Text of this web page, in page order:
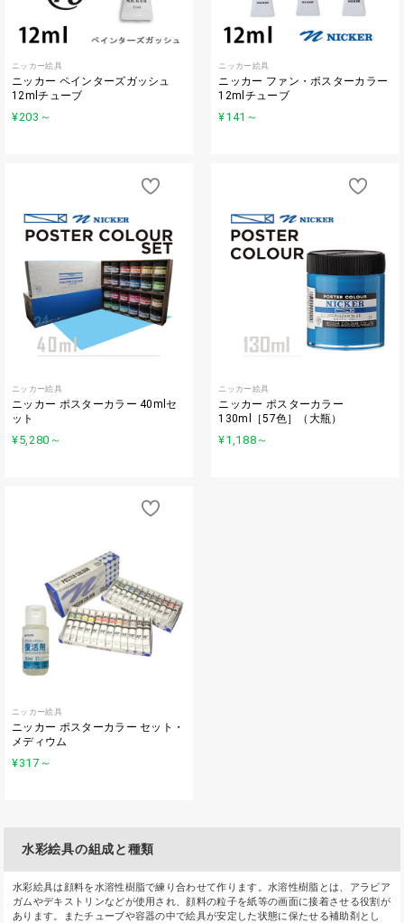
ニッカー絵具
ニッカー ペインターズガッシュ
12mlチューブ
¥203 ～
ニッカー絵具
ニッカー ファン・ポスターカラー
12mlチューブ
¥141 ～
ニッカー絵具
ニッカー ポスターカラー 40mlセ
ット
¥5,280 ～
ニッカー絵具
ニッカー ポスターカラー
130ml［57色］（大瓶）
¥1,188～
ニッカー絵具
ニッカー ポスターカラー セット・
メディウム
¥317 ～
水彩絵具の組成と種類
水彩絵具は顔料を水溶性樹脂で練り合わせて作ります。水溶性樹脂とは、アラビア
ガムやデキストリンなどが使用され、顔料の粒子を紙等の画面に接着させる役割が
あります。またチューブや容器の中で絵具が安定した状態に保たせる補助剤とし